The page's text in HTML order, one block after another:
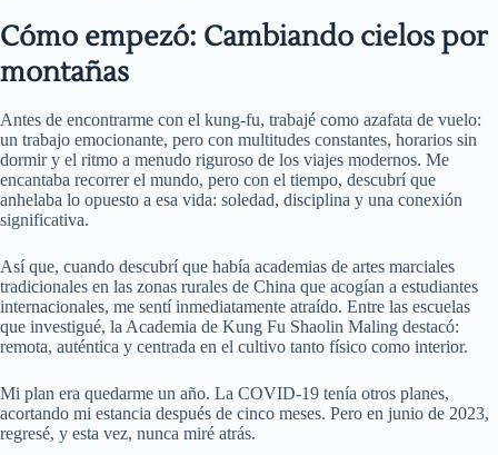
Cómo empezó: Cambiando cielos por
montañas
Antes de encontrarme con el kung-fu, trabajé como azafata de vuelo:
un trabajo emocionante, pero con multitudes constantes, horarios sin
dormir y el ritmo a menudo riguroso de los viajes modernos. Me
encantaba recorrer el mundo, pero con el tiempo, descubrí que
anhelaba lo opuesto a esa vida: soledad, disciplina y una conexión
significativa.
Así que, cuando descubrí que había academias de artes marciales
tradicionales en las zonas rurales de China que acogían a estudiantes
internacionales, me sentí inmediatamente atraído. Entre las escuelas
que investigué, la Academia de Kung Fu Shaolin Maling destacó:
remota, auténtica y centrada en el cultivo tanto físico como interior.
Mi plan era quedarme un año. La COVID-19 tenía otros planes,
acortando mi estancia después de cinco meses. Pero en junio de 2023,
regresé, y esta vez, nunca miré atrás.